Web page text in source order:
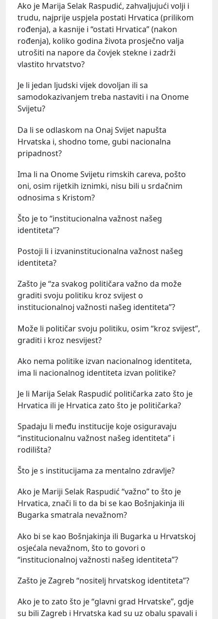
Ako je Marija Selak Raspudić, zahvaljujući volji i
trudu, najprije uspjela postati Hrvatica (prilikom
rođenja), a kasnije i “ostati Hrvatica” (nakon
rođenja), koliko godina života prosječno valja
utrošiti na napore da čovjek stekne i zadrži
vlastito hrvatstvo?
Je li jedan ljudski vijek dovoljan ili sa
samodokazivanjem treba nastaviti i na Onome
Svijetu?
Da li se odlaskom na Onaj Svijet napušta
Hrvatska i, shodno tome, gubi nacionalna
pripadnost?
Ima li na Onome Svijetu rimskih careva, pošto
oni, osim rijetkih iznimki, nisu bili u srdačnim
odnosima s Kristom?
Što je to “institucionalna važnost našeg
identiteta”?
Postoji li i izvaninstitucionalna važnost našeg
identiteta?
Zašto je “za svakog političara važno da može
graditi svoju politiku kroz svijest o
institucionalnoj važnosti našeg identiteta”?
Može li političar svoju politiku, osim “kroz svijest”,
graditi i kroz nesvijest?
Ako nema politike izvan nacionalnog identiteta,
ima li nacionalnog identiteta izvan politike?
Je li Marija Selak Raspudić političarka zato što je
Hrvatica ili je Hrvatica zato što je političarka?
Spadaju li među institucije koje osiguravaju
“institucionalnu važnost našeg identiteta” i
rodilišta?
Što je s institucijama za mentalno zdravlje?
Ako je Mariji Selak Raspudić “važno” to što je
Hrvatica, znači li to da bi se kao Bošnjakinja ili
Bugarka smatrala nevažnom?
Ako bi se kao Bošnjakinja ili Bugarka u Hrvatskoj
osjećala nevažnom, što to govori o
“institucionalnoj važnosti našeg identiteta”?
Zašto je Zagreb “nositelj hrvatskog identiteta”?
Ako je to zato što je “glavni grad Hrvatske”, gdje
su bili Zagreb i Hrvatska kad su uz obalu spavali i